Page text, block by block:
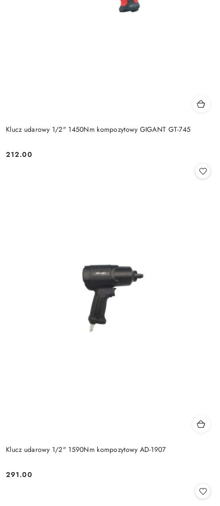
Klucz udarowy 1/2" 1450Nm kompozytowy GIGANT GT-745
Cena:
212.00
Klucz udarowy 1/2" 1590Nm kompozytowy AD-1907
Cena:
291.00